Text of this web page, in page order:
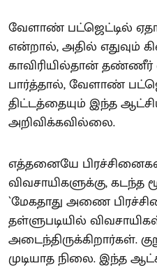
வேளாண் பட்ஜெட்டில்
என்றால், அதில் எதுவும்
காவிரியில்தான்
பார்த்தால், வேளாண்
திட்டத்தையும் இந்த
அறிவிக்கவில்லை.
எத்தனையே
விவசாயிகளுக்கு, கடந்த
`மேகதாது அணை
தள்ளுபடியில்
அடைந்திருக்கிறார்கள்.
முடியாத நிலை. இந்த